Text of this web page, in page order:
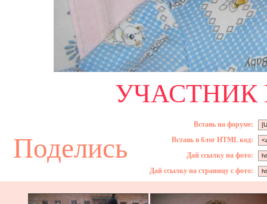
УЧАСТНИК
Поделись
Вставь на форуме:
Вставь в блог HTML код:
Дай ссылку на фото:
Дай ссылку на страницу с фото: